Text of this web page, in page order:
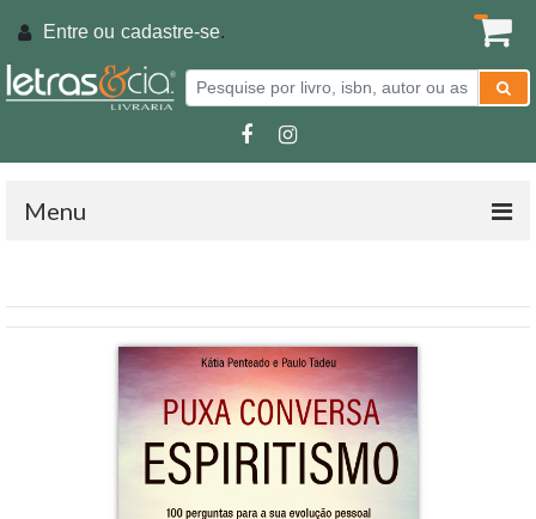
Entre ou cadastre-se.
Menu